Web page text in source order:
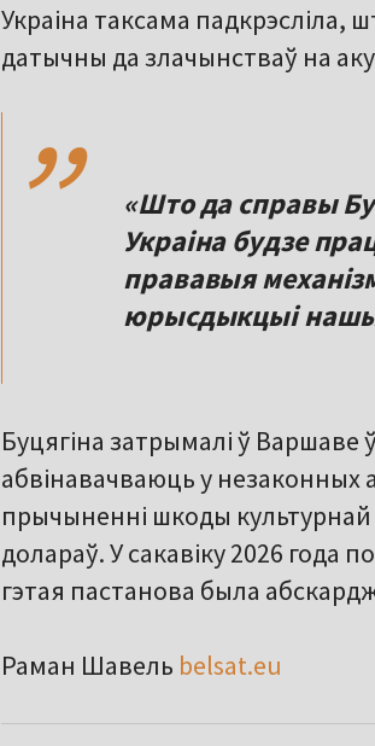
Украіна таксама падкрэсліла,
датычны да злачынстваў на
,,
«Што да справы
Украіна будзе
прававыя
юрысдыкцыі
Буцягіна затрымалі ў Варшаве
абвінавачваюць у незаконных
прычыненні шкоды
долараў. У сакавіку 2026 года
гэтая пастанова была
Раман Шавель belsat.eu